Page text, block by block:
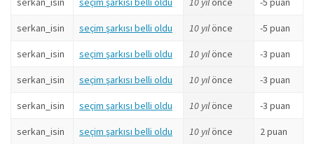
serkan_isin seçim şarkısı belli oldu 10 yılönce -5 puan
serkan_isin seçim şarkısı belli oldu 10 yılönce -3 puan
serkan_isin seçim şarkısı belli oldu 10 yılönce -3 puan
serkan_isin seçim şarkısı belli oldu 10 yılönce -3 puan
serkan_isin seçim şarkısı belli oldu 10 yılönce 2 puan